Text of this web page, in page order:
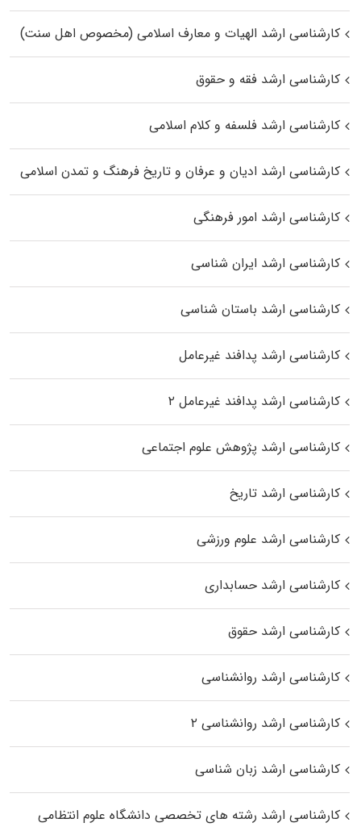
کارشناسی ارشد الهیات و معارف اسلامی (مخصوص اهل سنت)
کارشناسی ارشد فقه و حقوق
کارشناسی ارشد فلسفه و کلام اسلامی
کارشناسی ارشد ادیان و عرفان و تاریخ فرهنگ و تمدن اسلامی
کارشناسی ارشد امور فرهنگی
کارشناسی ارشد ایران شناسی
کارشناسی ارشد باستان شناسی
کارشناسی ارشد پدافند غیرعامل
کارشناسی ارشد پدافند غیرعامل ۲
کارشناسی ارشد پژوهش علوم اجتماعی
کارشناسی ارشد تاریخ
کارشناسی ارشد علوم ورزشی
کارشناسی ارشد حسابداری
کارشناسی ارشد حقوق
کارشناسی ارشد روانشناسی
کارشناسی ارشد روانشناسی ۲
کارشناسی ارشد زبان شناسی
کارشناسی ارشد رﺷﺘﻪ ﻫﺎی تخصصی داﻧﺸﮕﺎه ﻋﻠﻮم انتظامی